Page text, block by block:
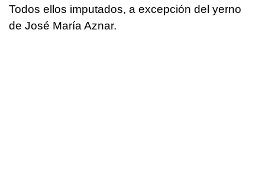
Todos ellos imputados, a excepción del yerno
de José María Aznar.